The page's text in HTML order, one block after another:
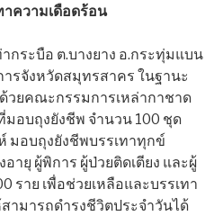
ความเดือดร้อน
ากระบือ ต.บางยาง อ.กระทุ่มแบน
รจังหวัดสมุทรสาคร ในฐานะ
วยคณะกรรมการเหล่ากาชาด
มอบถุงยังชีพ จำนวน 100 ชุด
มอบถุงยังชีพบรรเทาทุกข์
ายุ ผู้พิการ ผู้ป่วยติดเตียง และผู้
ราย เพื่อช่วยเหลือและบรรเทา
ามารถดำรงชีวิตประจำวันได้